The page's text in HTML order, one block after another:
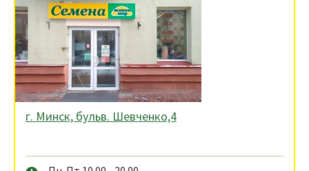
г. Минск, бульв. Шевченко,4